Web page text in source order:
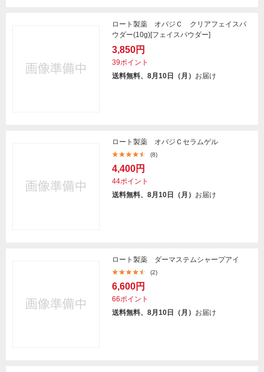
ロート製薬 オバジＣ クリアフェイスパ
ウダー(10g)[フェイスパウダー]
3,850円
39ポイント
送料無料、8月10日（月） お届け
ロート製薬 オバジＣセラムゲル
(8)
4,400円
44ポイント
送料無料、8月10日（月） お届け
ロート製薬 ダーマステムシャープアイ
(2)
6,600円
66ポイント
送料無料、8月10日（月） お届け